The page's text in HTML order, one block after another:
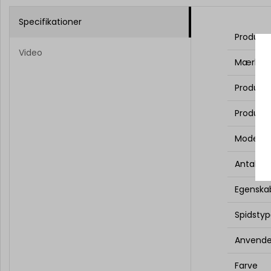
Specifikationer
Video
Mærke
Model
Antal
Farve